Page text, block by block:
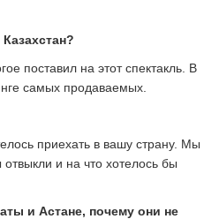
поставил на этот спектакль. В
самых продаваемых.
приехать в вашу страну. Мы
и на что хотелось бы
и Астане, почему они не